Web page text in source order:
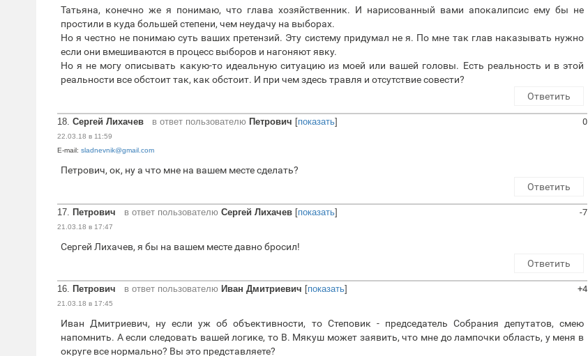
Татьяна, конечно же я понимаю, что глава хозяйственник. И нарисованный вами апокалипсис ему бы не
простили в куда большей степени, чем неудачу на выборах.
Но я честно не понимаю суть ваших претензий. Эту систему придумал не я. По мне так глав наказывать нужно
если они вмешиваются в процесс выборов и нагоняют явку.
Но я не могу описывать какую-то идеальную ситуацию из моей или вашей головы. Есть реальность и в этой
реальности все обстоит так, как обстоит. И при чем здесь травля и отсутствие совести?
Ответить
18. Сергей Лихачев в ответ пользователю Петрович [показать]
22.03.18 в 11:59
E-mail: sladnevnik@gmail.com
0
Петрович, ок, ну а что мне на вашем месте сделать?
Ответить
17. Петрович в ответ пользователю Сергей Лихачев [показать]
21.03.18 в 17:47
-7
Сергей Лихачев, я бы на вашем месте давно бросил!
Ответить
16. Петрович в ответ пользователю Иван Дмитриевич [показать]
21.03.18 в 17:45
+4
Иван Дмитриевич, ну если уж об объективности, то Степовик - председатель Собрания депутатов, смею
напомнить. А если следовать вашей логике, то В. Мякуш может заявить, что мне до лампочки область, у меня в
округе все нормально? Вы это представляете?